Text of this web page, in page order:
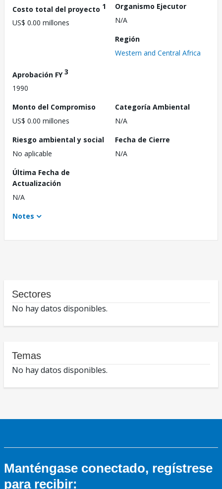
Costo total del proyecto 1
US$ 0.00 millones
Organismo Ejecutor
N/A
Región
Western and Central Africa
Aprobación FY3
1990
Monto del Compromiso
US$ 0.00 millones
Categoría Ambiental
N/A
Riesgo ambiental y social
No aplicable
Fecha de Cierre
N/A
Última Fecha de
Actualización
N/A
Notes
Sectores
No hay datos disponibles.
Temas
No hay datos disponibles.
Manténgase conectado, regístrese
para recibir: